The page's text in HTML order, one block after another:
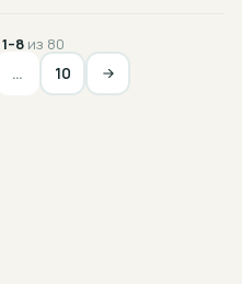
1–8из 80
… 10